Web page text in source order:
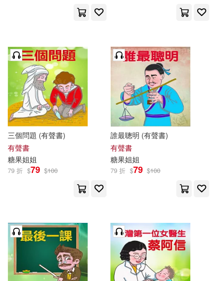
三個問題 (有聲書)
有聲書
糖果姐姐
79 折 $79 $100
誰最聰明 (有聲書)
有聲書
糖果姐姐
79 折 $79 $100